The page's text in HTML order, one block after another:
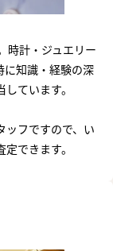
時計・ジュエリー
に知識・経験の深
ています。
ッフですので、い
できます。